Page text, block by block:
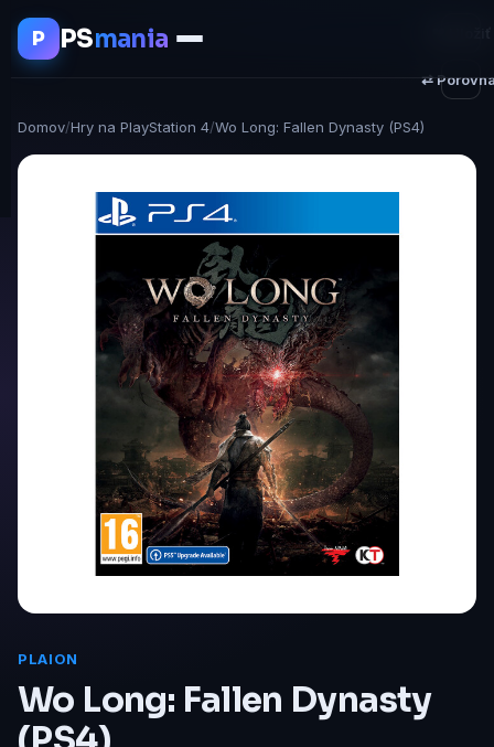
P PSmania
Domov/Hry na PlayStation 4/Wo Long: Fallen Dynasty (PS4)
PLAION
Wo Long: Fallen Dynasty
⇄